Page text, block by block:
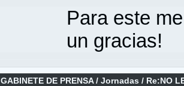
Para este
un gracias!
GABINETE DE PRENSA/Jornadas / Re:NO